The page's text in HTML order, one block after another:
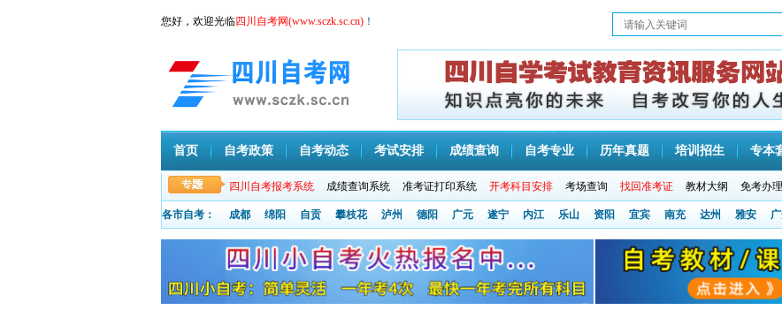
您好，欢迎光临四川自考网(www.sczk.sc.cn) ！
首页 自考政策 自考动态 考试安排 成绩查询 自考专业 历年真题 培训招生 专本
四川自考报考系统 成绩查询系统 准考证打印系统 开考科目安排 考场查询 找回准考证 教材大纲 免考办理
各市自考： 成都 绵阳 自贡 攀枝花 泸州 德阳 广元 遂宁 内江 乐山 资阳 宜宾 南充 达州 雅安